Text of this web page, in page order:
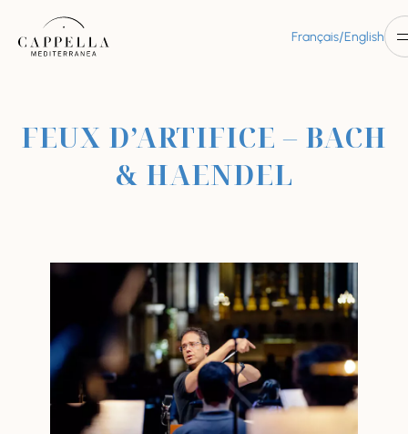
Français/English
FEUX D’ARTIFICE – BACH
& HAENDEL